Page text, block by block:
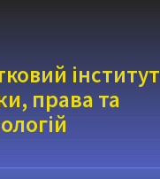
інститут
права та